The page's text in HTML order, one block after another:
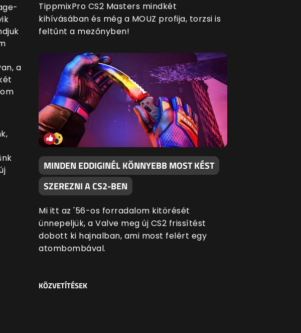
a
TippmixPro CS2 Masters mindkét
kihívásában és még a MOUZ profija, torzsi is
feltűnt a mezőnyben!
MINDEN EDDIGINÉL KÖNNYEBB MOST KÉST
SZEREZNI A CS2-BEN
Mi itt az '56-os forradalom kitörését
ünnepeljük, a Valve meg új CS2 frissítést
dobott ki hajnalban, ami most felért egy
atombombával.
KÖZVETÍTÉSEK